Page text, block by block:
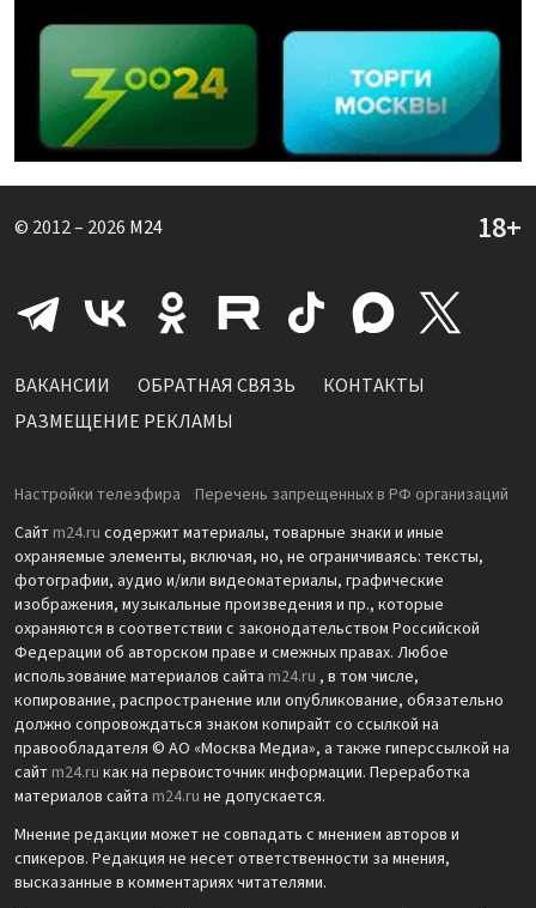
© 2012 – 2026 M24
ВАКАНСИИ ОБРАТНАЯ СВЯЗЬ
КОНТАКТЫ
РАЗМЕЩЕНИЕ РЕКЛАМЫ
Настройки телеэфира
Перечень запрещенных в РФ организаций
Сайт m24.ru содержит материалы, товарные знаки и иные
охраняемые элементы, включая, но, не ограничиваясь: тексты,
фотографии, аудио и/или видеоматериалы, графические
изображения, музыкальные произведения и пр., которые
охраняются в соответствии с законодательством Российской
Федерации об авторском праве и смежных правах. Любое
использование материалов сайта m24.ru , в том числе,
копирование, распространение или опубликование, обязательно
должно сопровождаться знаком копирайт со ссылкой на
правообладателя © АО «Москва Медиа», а также гиперссылкой на
сайт m24.ru как на первоисточник информации. Переработка
материалов сайта m24.ru не допускается.
Мнение редакции может не совпадать с мнением авторов и
спикеров. Редакция не несет ответственности за мнения,
высказанные в комментариях читателями.